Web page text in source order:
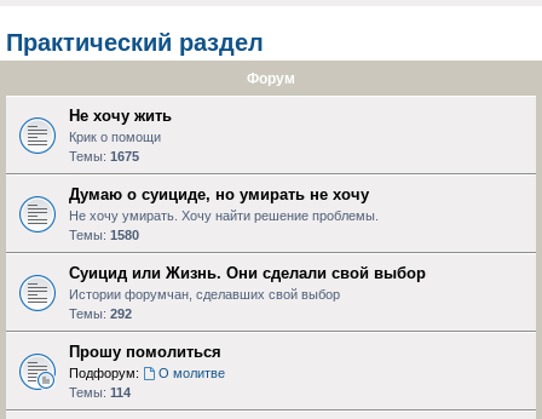
Практический раздел
Форум
Не хочу жить
Крик о помощи
Темы: 1675
Думаю о суициде, но умирать не хочу
Не хочу умирать. Хочу найти решение проблемы.
Темы: 1580
Суицид или Жизнь. Они сделали свой выбор
Истории форумчан, сделавших свой выбор
Темы: 292
Прошу помолиться
Подфорум:
О молитве
Темы: 114